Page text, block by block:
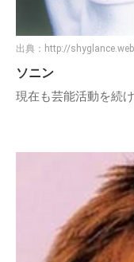
出典： http://
ソニン
現在も芸能活動を続